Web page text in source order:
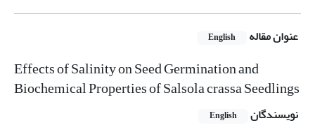
عنوان مقاله English
Effects of Salinity on Seed Germination and
Biochemical Properties of Salsola crassa Seedlings
نویسندگان English